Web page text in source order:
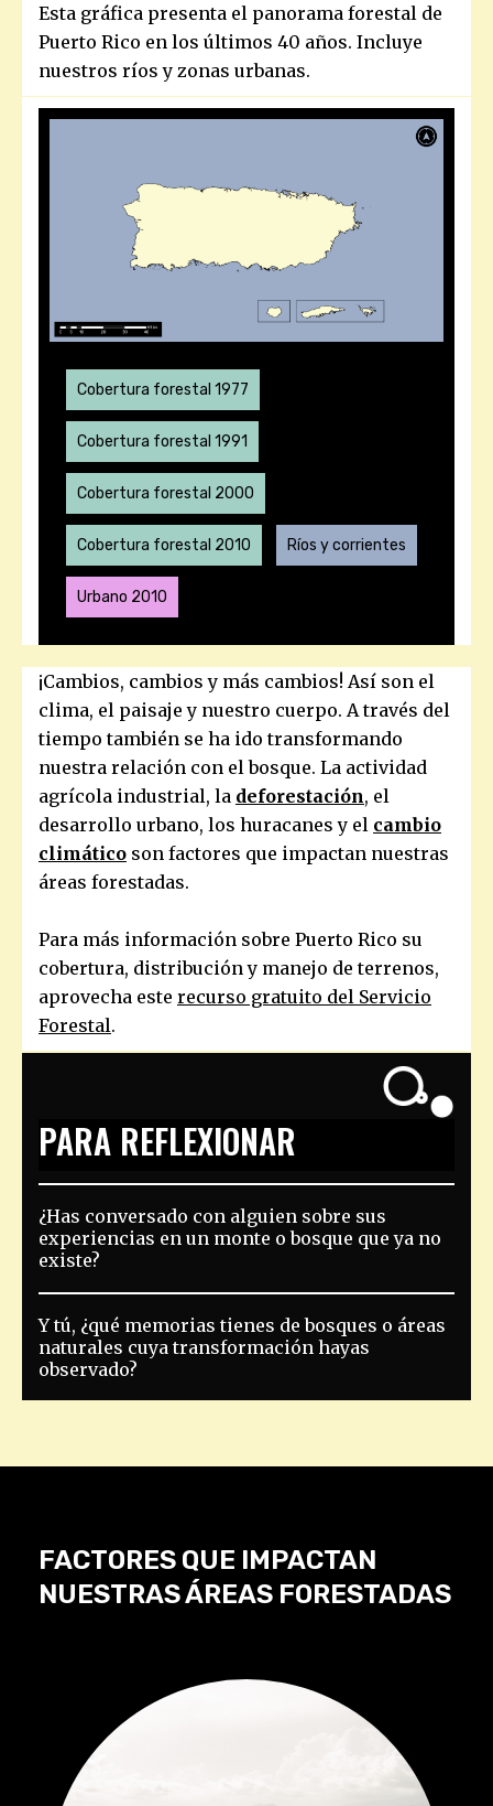
Esta gráfica presenta el panorama forestal de
Puerto Rico en los últimos 40 años. Incluye
nuestros ríos y zonas urbanas.
Cobertura forestal 1977
Cobertura forestal 1991
Cobertura forestal 2000
Cobertura forestal 2010 Ríos y corrientes
Urbano 2010
¡Cambios, cambios y más cambios! Así son el
clima, el paisaje y nuestro cuerpo. A través del
tiempo también se ha ido transformando
nuestra relación con el bosque. La actividad
agrícola industrial, la deforestación, el
desarrollo urbano, los huracanes y el cambio
climático son factores que impactan nuestras
áreas forestadas.
Para más información sobre Puerto Rico su
cobertura, distribución y manejo de terrenos,
aprovecha este recurso gratuito del Servicio
Forestal.
PARA REFLEXIONAR
¿Has conversado con alguien sobre sus
experiencias en un monte o bosque que ya no
existe?
Y tú, ¿qué memorias tienes de bosques o áreas
naturales cuya transformación hayas
observado?
FACTORES QUE IMPACTAN
NUESTRAS ÁREAS FORESTADAS